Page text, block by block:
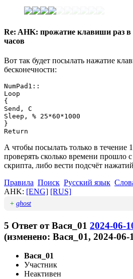
Re: AHK: прожатие клавиши раз в
часов
Вот так будет посылать нажатие
бесконечности:
NumPad1::
Loop
{
Send, C
Sleep, % 25*60*1000
}
Return
А чтобы посылать только в течение
проверять сколько времени прошло
скрипта, либо вести подсчёт
Правила Поиск Русский язык
AHK: [ENG] [RUS]
+ ghost
5 Ответ отВася_01 2024-06-
(изменено: Вася_01, 2024-06-
Вася_01
Участник
Неактивен